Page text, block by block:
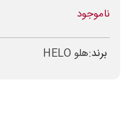
ناموجود
برند:هلو HELO